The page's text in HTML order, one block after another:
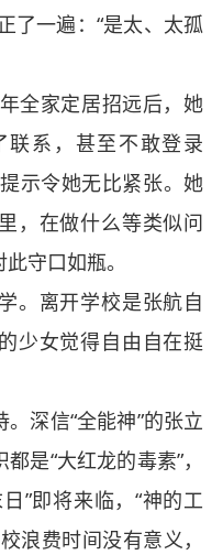
了一遍：“是太、太孤
家定居招远后，她
联系，甚至不敢登录
示令她无比紧张。她
，在做什么等类似问
守口如瓶。
离开学校是张航自
少女觉得自由自在挺
深信“全能神”的张立
是“大红龙的毒素”，
”即将来临，“神的工
浪费时间没有意义，